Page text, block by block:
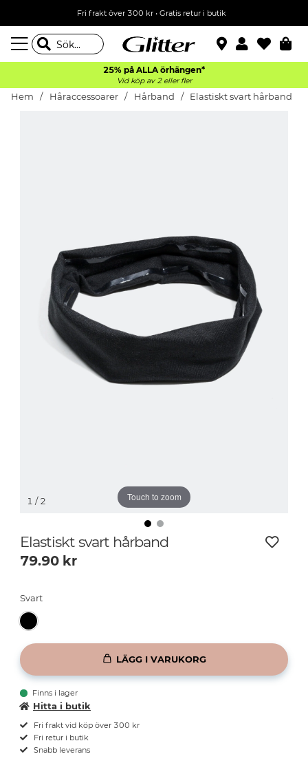
Fri frakt över 300 kr• Gratis retur i butik
25% på ALLA örhängen*
Vid köp av 2 eller fler
Hem Håraccessoarer Hårband Elastiskt svart hårband
Touch to zoom
1 / 2
Elastiskt svart hårband
79.90 kr
Svart
LÄGG I VARUKORG
Finns i lager
Hitta i butik
Fri frakt vid köp över 300 kr
Fri retur i butik
Snabb leverans